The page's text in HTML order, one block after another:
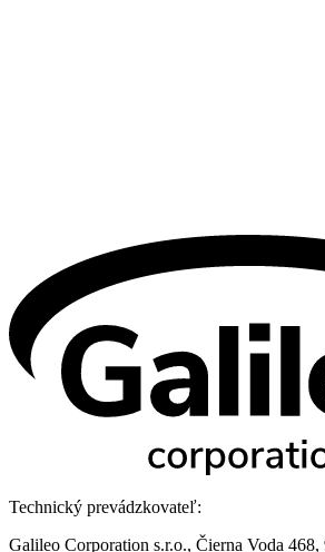
Technický prevádzkovateľ:
Galileo Corporation s.r.o., Čierna Voda 468,